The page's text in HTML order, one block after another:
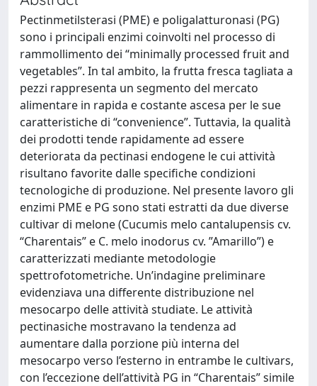
Pectinmetilsterasi (PME) e poligalatturonasi (PG)
sono i principali enzimi coinvolti nel processo di
rammollimento dei “minimally processed fruit and
vegetables”. In tal ambito, la frutta fresca tagliata a
pezzi rappresenta un segmento del mercato
alimentare in rapida e costante ascesa per le sue
caratteristiche di “convenience”. Tuttavia, la qualità
dei prodotti tende rapidamente ad essere
deteriorata da pectinasi endogene le cui attività
risultano favorite dalle specifiche condizioni
tecnologiche di produzione. Nel presente lavoro gli
enzimi PME e PG sono stati estratti da due diverse
cultivar di melone (Cucumis melo cantalupensis cv.
“Charentais” e C. melo inodorus cv. ”Amarillo”) e
caratterizzati mediante metodologie
spettrofotometriche. Un’indagine preliminare
evidenziava una differente distribuzione nel
mesocarpo delle attività studiate. Le attività
pectinasiche mostravano la tendenza ad
aumentare dalla porzione più interna del
mesocarpo verso l’esterno in entrambe le cultivars,
con l’eccezione dell’attività PG in “Charentais” simile